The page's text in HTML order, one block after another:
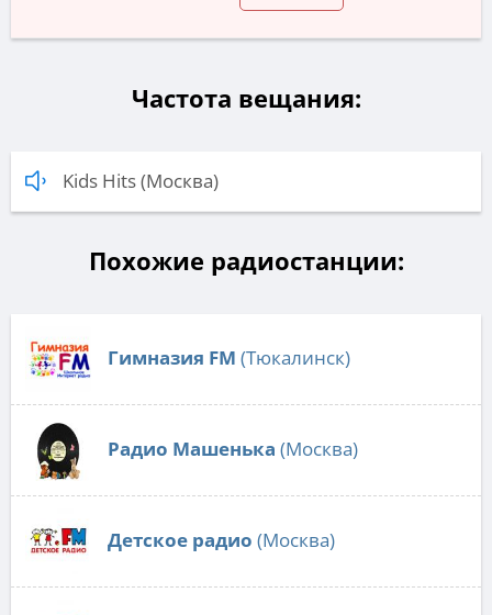
Частота вещания:
Kids Hits (Москва)
Похожие радиостанции:
Гимназия FM (Тюкалинск)
Радио Машенька (Москва)
Детское радио (Москва)